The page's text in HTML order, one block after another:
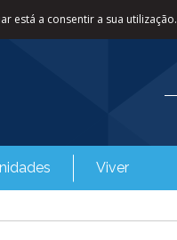
está a consentir a sua utilização.
Viver